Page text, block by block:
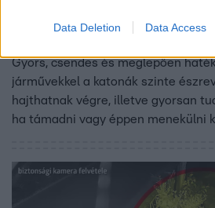
Data Deletion Data Access
Új ukrán csodafegyver:
Gyors, csendes és meglepően
járművekkel a katonák szinte
hajthatnak végre, illetve gyorsan
ha támadni vagy éppen menekülni